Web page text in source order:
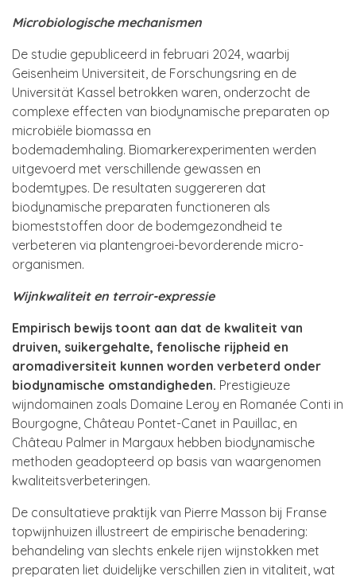
Microbiologische mechanismen
De studie gepubliceerd in februari 2024, waarbij
Geisenheim Universiteit, de Forschungsring en de
Universität Kassel betrokken waren, onderzocht de
complexe effecten van biodynamische preparaten op
microbiële biomassa en
bodemademhaling. Biomarkerexperimenten werden
uitgevoerd met verschillende gewassen en
bodemtypes. De resultaten suggereren dat
biodynamische preparaten functioneren als
biomeststoffen door de bodemgezondheid te
verbeteren via plantengroei-bevorderende micro-
organismen.
Wijnkwaliteit en terroir-expressie
Empirisch bewijs toont aan dat de kwaliteit van
druiven, suikergehalte, fenolische rijpheid en
aromadiversiteit kunnen worden verbeterd onder
biodynamische omstandigheden. Prestigieuze
wijndomainen zoals Domaine Leroy en Romanée Conti in
Bourgogne, Château Pontet-Canet in Pauillac, en
Château Palmer in Margaux hebben biodynamische
methoden geadopteerd op basis van waargenomen
kwaliteitsverbeteringen.
De consultatieve praktijk van Pierre Masson bij Franse
topwijnhuizen illustreert de empirische benadering:
behandeling van slechts enkele rijen wijnstokken met
preparaten liet duidelijke verschillen zien in vitaliteit, wat